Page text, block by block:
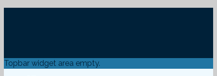
Topbar widget area empty.